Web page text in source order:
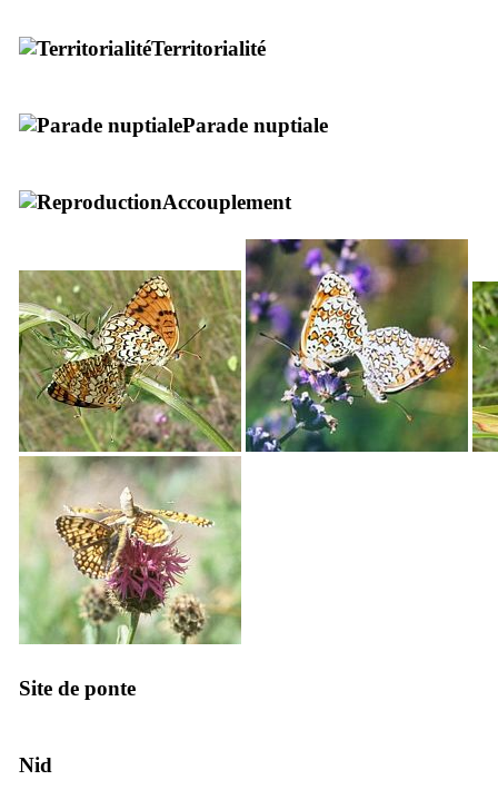
Territorialité
Parade nuptiale
Accouplement
Site de ponte
Nid